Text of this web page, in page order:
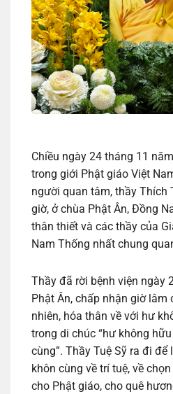
Chiều ngày 24 tháng 11
trong giới Phật giáo Việt
người quan tâm, thầy Thích
giờ, ở chùa Phật Ân, Đồng
thân thiết và các thầy của
Nam Thống nhất chung
Thầy đã rời bệnh viện ngày
Phật Ân, chấp nhận giờ lâm
nhiên, hóa thân về với hư
trong di chúc “hư không
cùng”. Thầy Tuệ Sỹ ra đi
khôn cùng về trí tuệ, về
cho Phật giáo, cho quê